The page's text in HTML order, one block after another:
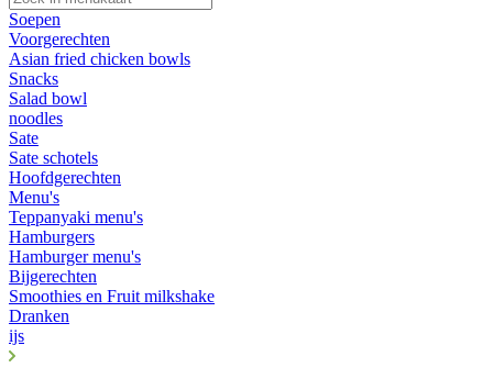
Soepen
Voorgerechten
Asian fried chicken bowls
Snacks
Salad bowl
noodles
Sate
Sate schotels
Hoofdgerechten
Menu's
Teppanyaki menu's
Hamburgers
Hamburger menu's
Bijgerechten
Smoothies en Fruit milkshake
Dranken
ijs